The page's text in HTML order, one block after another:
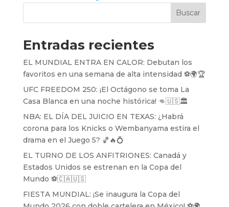
Buscar
Entradas recientes
EL MUNDIAL ENTRA EN CALOR: Debutan los
favoritos en una semana de alta intensidad ⚽️🌍🏆
UFC FREEDOM 250: ¡El Octágono se toma La
Casa Blanca en una noche histórica! 👊🇺🇸🏛️
NBA: EL DÍA DEL JUICIO EN TEXAS: ¿Habrá
corona para los Knicks o Wembanyama estira el
drama en el Juego 5? 🏀🔥💍
EL TURNO DE LOS ANFITRIONES: Canadá y
Estados Unidos se estrenan en la Copa del
Mundo ⚽️🇨🇦🇺🇸
FIESTA MUNDIAL: ¡Se inaugura la Copa del